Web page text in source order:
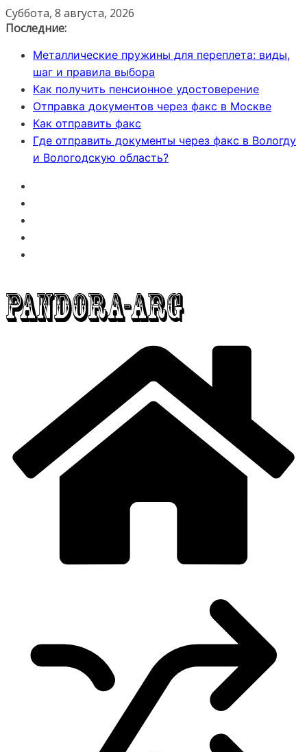
Перейти
к
Суббота, 8 августа, 2026
Последние:
Металлические пружины для переплета: виды,
шаг и правила выбора
Как получить пенсионное удостоверение
Отправка документов через факс в Москве
Как отправить факс
Где отправить документы через факс в Вологду
и Вологодскую область?